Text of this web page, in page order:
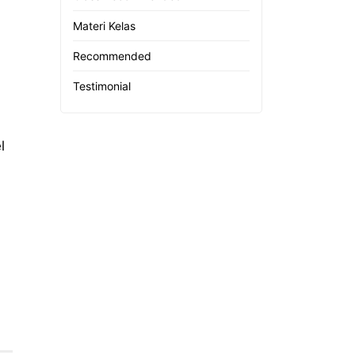
Materi Kelas
Recommended
Testimonial